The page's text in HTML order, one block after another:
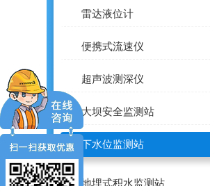
雷达液位计
便携式流速仪
超声波测深仪
大坝安全监测站
地下水位监测站
地埋式积水监测站